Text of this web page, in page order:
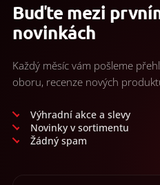
Buďte mezi
novinkách
Každý měsíc vám pošleme
oboru, recenze nových
Výhradní akce a slevy
Novinky v sortimentu
Žádný spam